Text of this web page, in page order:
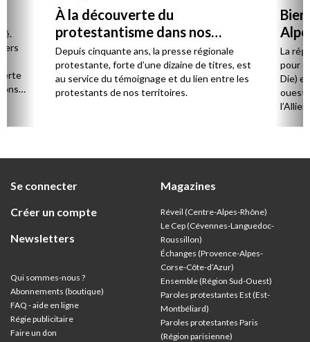
À la découverte du
protestantisme dans nos
régions
Depuis cinquante ans, la presse régionale
protestante, forte d’une dizaine de titres, est
au service du témoignage et du lien entre les
protestants de nos territoires.
La
pour
Die)
ouest,
Se connecter
Créer un compte
Newsletters
Qui sommes-nous ?
Abonnements (boutique)
FAQ - aide en ligne
Régie publicitaire
Faire un don
Magazines
Réveil (Centre-Alpes-Rhône)
Le Cep (Cévennes-Languedoc-
Roussillon)
Échanges (Provence-Alpes-
Corse-Côte-d’Azur)
Ensemble (Région Sud-Ouest)
Paroles protestantes Est (Est-
Montbéliard)
Paroles protestantes Paris
(Région parisienne)